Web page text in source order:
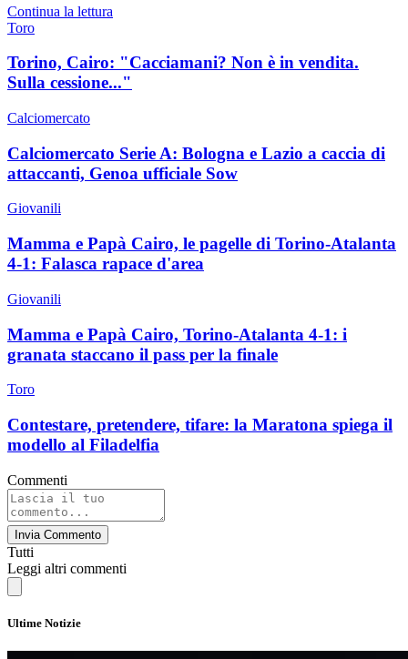
Continua la lettura
Toro
Torino, Cairo: "Cacciamani? Non è in vendita.
Sulla cessione..."
Calciomercato
Calciomercato Serie A: Bologna e Lazio a caccia di
attaccanti, Genoa ufficiale Sow
Giovanili
Mamma e Papà Cairo, le pagelle di Torino-Atalanta
4-1: Falasca rapace d'area
Giovanili
Mamma e Papà Cairo, Torino-Atalanta 4-1: i
granata staccano il pass per la finale
Toro
Contestare, pretendere, tifare: la Maratona spiega il
modello al Filadelfia
Commenti
Invia Commento
Tutti
Leggi altri commenti
Ultime Notizie